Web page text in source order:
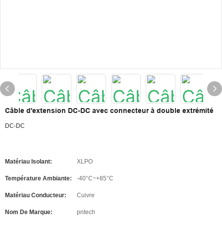
Câble d'extension DC-DC avec connecteur à double extrémité
DC-DC
Matériau Isolant: XLPO
Température Ambiante: -40°C~+85°C
Matériau Conducteur: Cuivre
Nom De Marque: pntech